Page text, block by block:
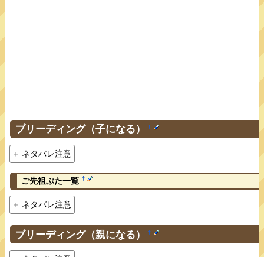
ブリーディング（子になる） †
ネタバレ注意
ご先祖ぶた一覧 †
ネタバレ注意
ブリーディング（親になる） †